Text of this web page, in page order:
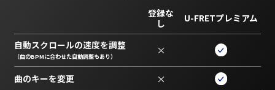
登録な
し
U-FRETプレミアム
自動スクロールの速度を調整
（曲のBPMに合わせた自動調整もあり） ×
曲のキーを変更 ×